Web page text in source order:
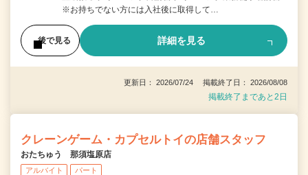
※お持ちでない方には入社後に取得して…
後で見る 詳細を見る
更新日： 2026/07/24 掲載終了日： 2026/08/08
掲載終了まであと2日
クレーンゲーム・カプセルトイの店舗スタッフ
おたちゅう 那須塩原店
アルバイト パート